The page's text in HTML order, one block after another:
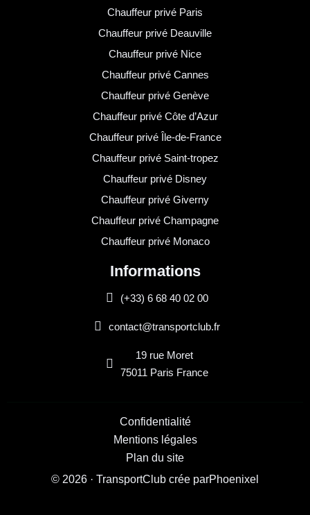
Chauffeur privé Paris
Chauffeur privé Deauville
Chauffeur privé Nice
Chauffeur privé Cannes
Chauffeur privé Genève
Chauffeur privé Côte d’Azur
Chauffeur privé Île-de-France
Chauffeur privé Saint-tropez
Chauffeur privé Disney
Chauffeur privé Giverny
Chauffeur privé Champagne
Chauffeur privé Monaco
Informations
(+33) 6 68 40 02 00
contact@transportclub.fr
19 rue Moret
75011 Paris France
Confidentialité
Mentions légales
Plan du site
© 2026 · TransportClub crée parPhoenixel